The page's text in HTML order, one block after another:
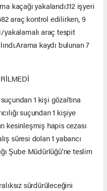
kaçağı yakalandı.112 işyeri
araç kontrol edilirken, 9
yakalamalı araç tespit
kaydı bulunan 7
1 kişi gözaltına
suçundan 1 kişiye
kesinleşmiş hapis cezası
süresi dolan 1 yabancı
Şube Müdürlüğü’ne teslim
sürdürüleceğini